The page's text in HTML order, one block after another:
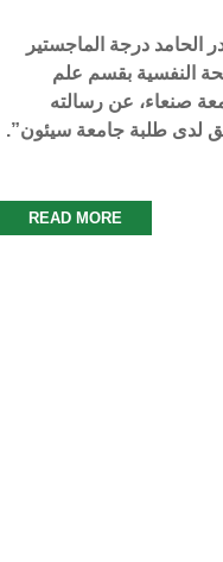
درجة الماجستير
تخصص الصحة النفسية بقسم علم
صنعاء، عن رسالته
لدى طلبة جامعة سيئون”.
READ MORE